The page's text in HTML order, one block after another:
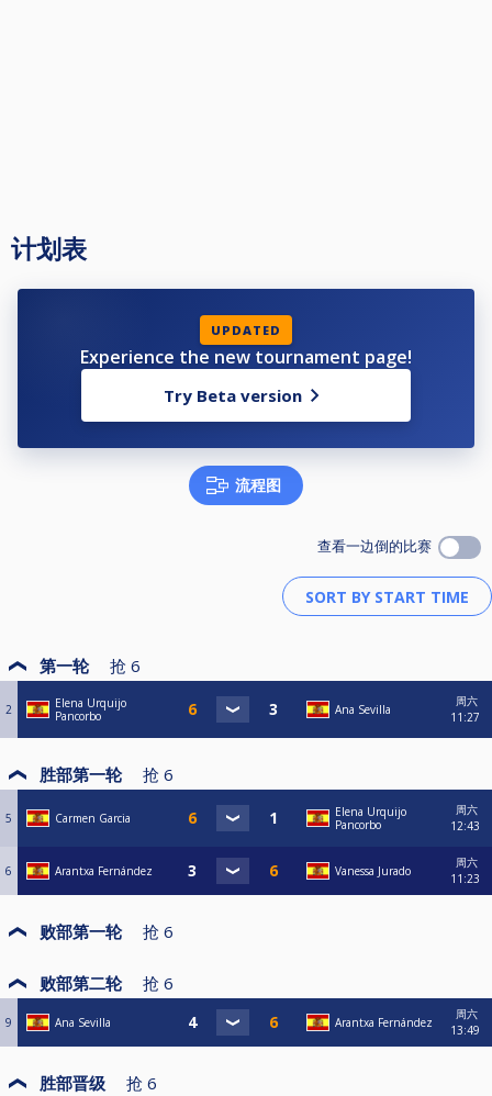
计划表
UPDATED
Experience the new tournament page!
Try Beta version
流程图
查看一边倒的比赛
第一轮 抢 6
2
Elena Urquijo
Pancorbo
Ana Sevilla
周六
11:27
胜部第一轮 抢 6
5 Carmen Garcia
Elena Urquijo
Pancorbo
周六
12:43
6 Arantxa Fernández Vanessa Jurado
周六
11:23
败部第一轮 抢 6
败部第二轮 抢 6
9 Ana Sevilla Arantxa Fernández
周六
13:49
胜部晋级 抢 6